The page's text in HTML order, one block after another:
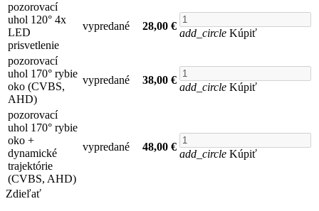
pozorovací
uhol 120° 4x
LED
prisvetlenie
vypredané 28,00 €
add_circle Kúpiť
pozorovací
uhol 170° rybie
oko (CVBS,
AHD)
vypredané 38,00 €
add_circle Kúpiť
pozorovací
uhol 170° rybie
oko +
dynamické
trajektórie
(CVBS, AHD)
vypredané 48,00 €
add_circle Kúpiť
Zdieľať